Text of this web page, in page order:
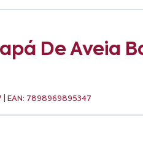
De Aveia
| EAN: 7898969895347